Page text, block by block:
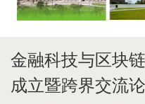
金融科技与区块
成立暨跨界交流